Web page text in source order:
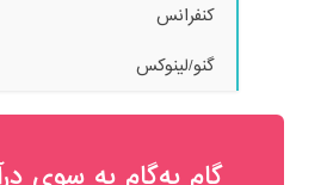
کنفرانس
گنو/لینوکس
گام به‌گام به‌ سوی